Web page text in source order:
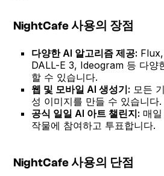
NightCafe 사용의 장점
다양한 AI 알고리즘 제공:
DALL-E 3, Ideogram 등 다양
할 수 있습니다.
웹 및 모바일 AI 생성기: 모든
성 이미지를 만들 수 있습니다.
공식 일일 AI 아트 챌린지: 매
작물에 참여하고 투표합니다.
NightCafe 사용의 단점